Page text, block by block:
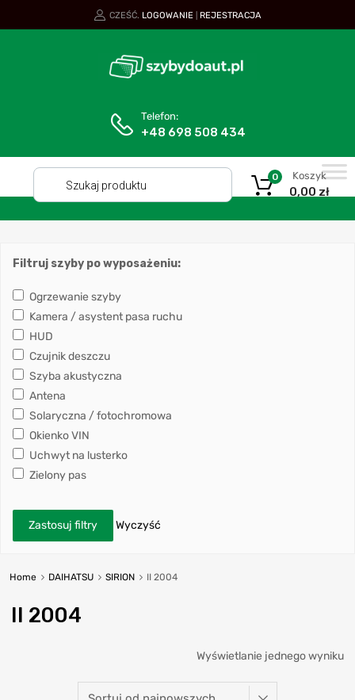
CZEŚĆ. LOGOWANIE REJESTRACJA
Telefon:
+48 698 508 434
Koszyk
0,00 zł
0
Filtruj szyby po wyposażeniu:
Ogrzewanie szyby
Kamera / asystent pasa ruchu
HUD
Czujnik deszczu
Szyba akustyczna
Antena
Solaryczna / fotochromowa
Okienko VIN
Uchwyt na lusterko
Zielony pas
Zastosuj filtry Wyczyść
Home DAIHATSU SIRION II 2004
II 2004
Wyświetlanie jednego wyniku